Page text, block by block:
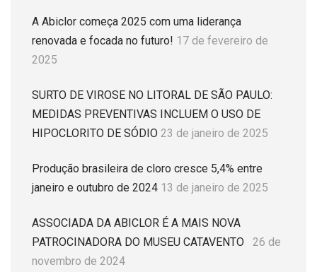
A Abiclor começa 2025 com uma liderança
renovada e focada no futuro! 17 de fevereiro de
2025
SURTO DE VIROSE NO LITORAL DE SÃO PAULO:
MEDIDAS PREVENTIVAS INCLUEM O USO DE
HIPOCLORITO DE SÓDIO 23 de janeiro de 2025
Produção brasileira de cloro cresce 5,4% entre
janeiro e outubro de 2024 13 de janeiro de 2025
ASSOCIADA DA ABICLOR É A MAIS NOVA
PATROCINADORA DO MUSEU CATAVENTO
26 de
novembro de 2024